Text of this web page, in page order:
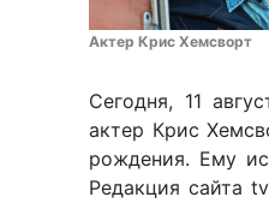
Актер Крис Хемсворт
Сегодня, 11
актер Крис
рождения. Ему
Редакция сайта